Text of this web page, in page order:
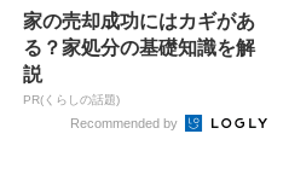
家の売却成功にはカギがあ
る？家処分の基礎知識を解
説
PR(くらしの話題)
Recommended by